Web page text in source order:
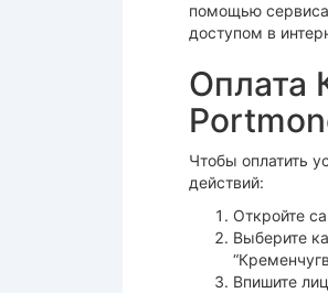
помощью сервиса
доступом в
Оплата
Чтобы оплатить
действий:
Откройте
Выберите
Впишите